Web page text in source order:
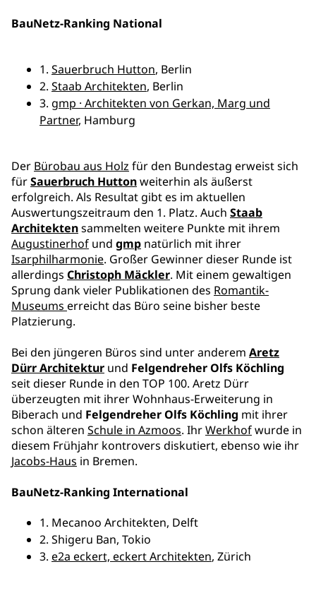
BauNetz-Ranking National
1. Sauerbruch Hutton, Berlin
2. Staab Architekten, Berlin
3. gmp · Architekten von Gerkan, Marg und
Partner, Hamburg
Der Bürobau aus Holz für den Bundestag erweist sich
fürSauerbruch Huttonweiterhin als äußerst
erfolgreich. Als Resultat gibt es im aktuellen
Auswertungszeitraum den 1. Platz. Auch Staab
Architektensammelten weitere Punkte mit ihrem
Augustinerhof und gmp natürlich mit ihrer
Isarphilharmonie. Großer Gewinner dieser Runde ist
allerdings Christoph Mäckler. Mit einem gewaltigen
Sprung dank vieler Publikationen des Romantik-
Museums erreicht das Büro seine bisher beste
Platzierung.
Bei den jüngeren Büros sind unter anderem Aretz
Dürr Architektur und Felgendreher Olfs Köchling
seit dieser Runde in den TOP 100. Aretz Dürr
überzeugten mit ihrer Wohnhaus-Erweiterung in
Biberach und Felgendreher Olfs Köchling mit ihrer
schon älteren Schule in Azmoos. IhrWerkhofwurde in
diesem Frühjahr kontrovers diskutiert, ebenso wie ihr
Jacobs-Haus in Bremen.
BauNetz-Ranking International
1. Mecanoo Architekten, Delft
2. Shigeru Ban, Tokio
3. e2a eckert, eckert Architekten, Zürich